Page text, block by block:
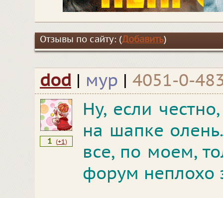
Отзывы по сайту: (Добавить)
dod | мур | 4051-0-
1 (+1)
Ну, если
на шапке
все, по моем,
форум неплохо